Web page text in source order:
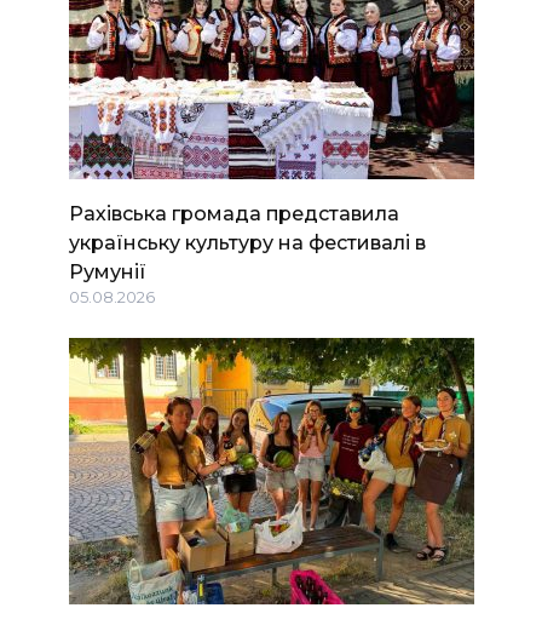
Рахівська громада представила
українську культуру на фестивалі в
Румунії
05.08.2026